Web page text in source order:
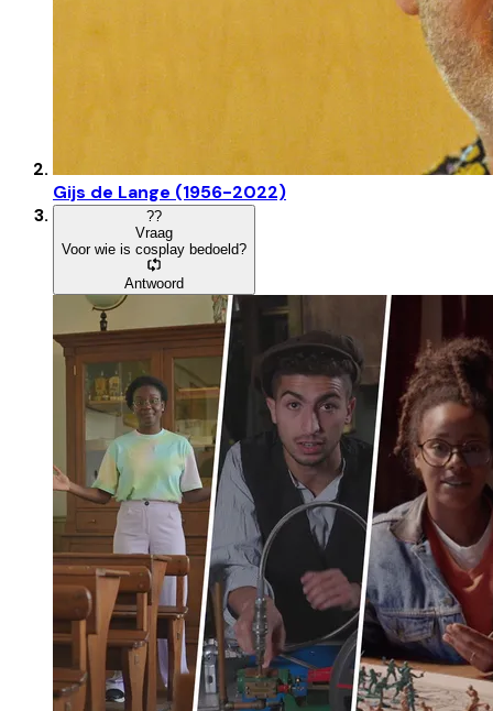
Gijs de Lange (1956-2022)
??
Vraag
Voor wie is cosplay bedoeld?
Antwoord